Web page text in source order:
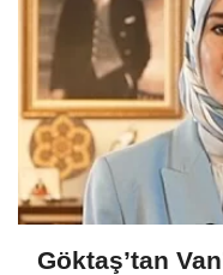
Göktaş’tan